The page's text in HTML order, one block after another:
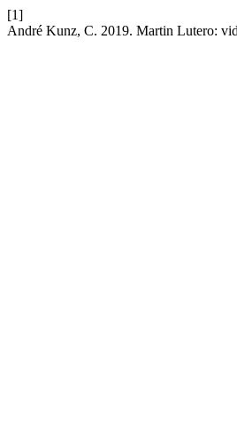
[1]
André Kunz, C. 2019. Martin Lutero: